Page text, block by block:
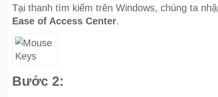
Tại thanh tìm kiếm trên Windows, chúng ta
Ease of Access Center.
Bước 2: